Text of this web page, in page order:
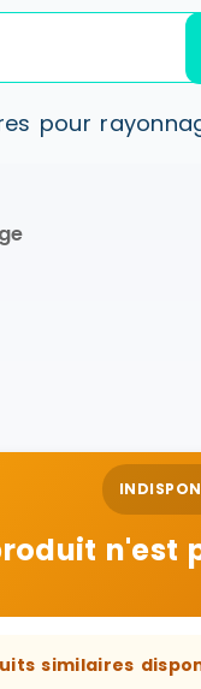
pour
n'est
similaires